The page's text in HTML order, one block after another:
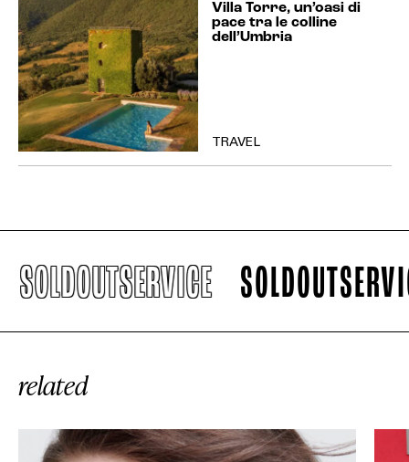
Villa Torre, un’oasi di
pace tra le colline
dell’Umbria
TRAVEL
SOLDOUTSERVICE
related